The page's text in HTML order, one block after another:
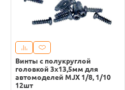
Винты с полукруглой
головкой 3х13,5мм для
автомоделей MJX 1/8, 1/10
12шт